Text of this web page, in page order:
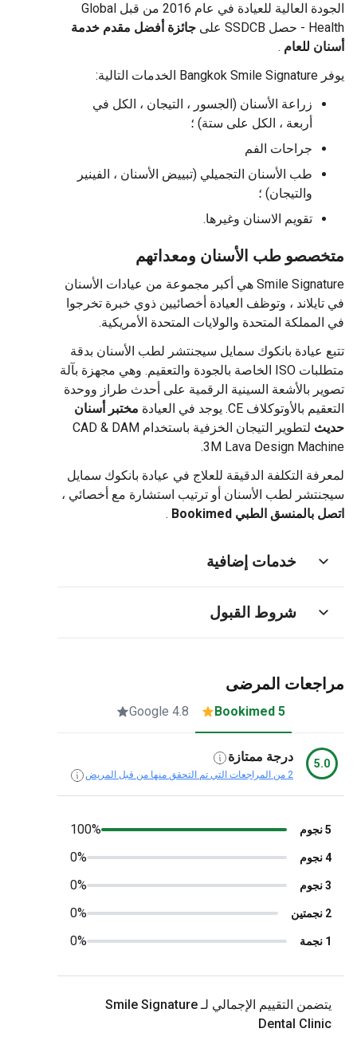
الجودة العالية للعيادة في عام 2016 من قبل Global
Health - حصل SSDCB على
جائزة أفضل مقدم خدمة
أسنان للعام .
يوفر Bangkok Smile Signature الخدمات التالية:
زراعة الأسنان (الجسور ، التيجان ، الكل في
أربعة ، الكل على ستة) ؛
جراحات الفم
طب الأسنان التجميلي (تبييض الأسنان ، الفينير
والتيجان) ؛
تقويم الاسنان وغيرها.
متخصصو طب الأسنان ومعداتهم
Smile Signature هي أكبر مجموعة من عيادات الأسنان
في تايلاند ، وتوظف العيادة أخصائيين ذوي خبرة تخرجوا
في المملكة المتحدة والولايات المتحدة الأمريكية.
تتبع عيادة بانكوك سمايل سيجنتشر لطب الأسنان بدقة
متطلبات ISO الخاصة بالجودة والتعقيم. وهي مجهزة بآلة
تصوير بالأشعة السينية الرقمية على أحدث طراز ووحدة
التعقيم بالأوتوكلاف CE. يوجد في العيادة
مختبر أسنان
حديث
لتطوير التيجان الخزفية باستخدام CAD & DAM
3M Lava Design Machine.
لمعرفة التكلفة الدقيقة للعلاج في عيادة بانكوك سمايل
سيجنتشر لطب الأسنان أو ترتيب استشارة مع أخصائي ،
اتصل بالمنسق الطبي Bookimed
.
خدمات إضافية
شروط القبول
مراجعات المرضى
5 Bookimed
4.8 Google
5.0 درجة ممتازة
2 من المراجعات التي تم التحقق منها من قبل المريض
1 نجمة 0%
2 نجمتين 0%
3 نجوم 0%
4 نجوم 0%
5 نجوم 100%
يتضمن التقييم الإجمالي لـ Smile Signature
Dental Clinic